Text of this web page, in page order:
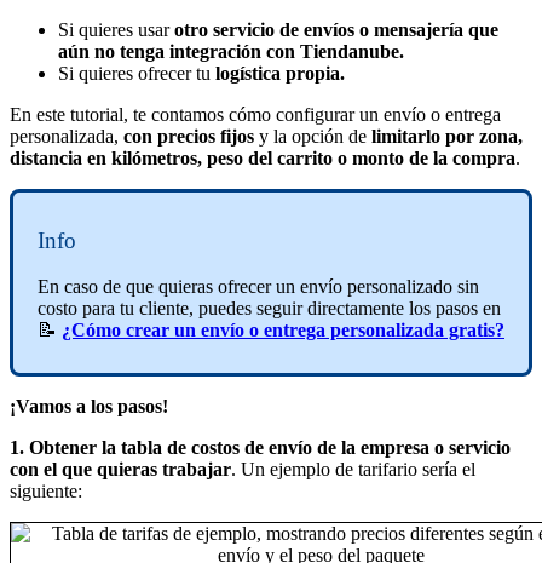
Si quieres usarotro servicio de envíos o mensajería que
aún no tenga integración con Tiendanube.
Si quieres ofrecer tu logística propia.
En este tutorial, te contamos cómo configurar un envío o entrega
personalizada, con precios fijos y la opción de limitarlo por zona,
distancia en kilómetros, peso del carrito o monto de la compra.
Info
En caso de que quieras ofrecer un envío personalizado sin
costo para tu cliente, puedes seguir directamente los pasos en
📝 ¿Cómo crear un envío o entrega personalizada gratis?
¡Vamos a los pasos!
1. Obtener la tabla de costos de envío de la empresa o servicio
con el que quieras trabajar. Un ejemplo de tarifario sería el
siguiente: